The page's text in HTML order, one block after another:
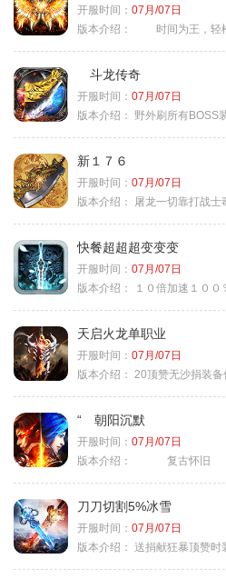
开服时间： 07月/07日
版本介绍：
时间为王，
斗龙传奇
开服时间： 07月/07日
版本介绍：
野外刷所有BOSS
新１７６
开服时间： 07月/07日
版本介绍：
屠龙一切靠打战士
快餐超超超变变变
开服时间： 07月/07日
版本介绍：
１０倍加速１００
天启火龙单职业
开服时间： 07月/07日
版本介绍： 20顶赞无沙捐装
“ 朝阳沉默
开服时间： 07月/07日
版本介绍：
复古怀旧
刀刀切割5%冰雪
开服时间： 07月/07日
版本介绍： 送捐献狂暴顶赞时